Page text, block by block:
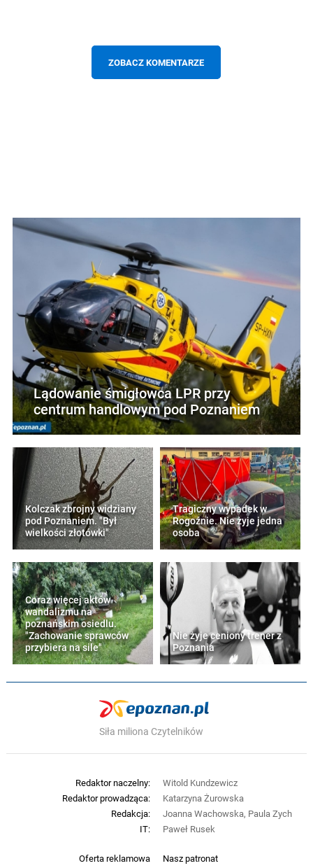
ZOBACZ KOMENTARZE
Lądowanie śmigłowca LPR przy
centrum handlowym pod Poznaniem
Kolczak zbrojny widziany
pod Poznaniem. "Był
wielkości złotówki"
Tragiczny wypadek w
Rogoźnie. Nie żyje jedna
osoba
Coraz więcej aktów
wandalizmu na
poznańskim osiedlu.
"Zachowanie sprawców
przybiera na sile"
Nie żyje ceniony trener z
Poznania
Siła miliona Czytelników
Oferta reklamowa Nasz patronat
Redaktor naczelny:
Witold Kundzewicz
Redaktor prowadząca:
Katarzyna Żurowska
Redakcja:
Joanna Wachowska, Paula Zych
IT:
Paweł Rusek